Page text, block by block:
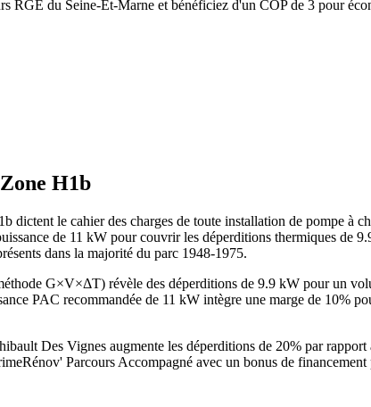
du Seine-Et-Marne et bénéficiez d'un COP de 3 pour
H1b
le cahier des charges de toute installation de pompe à
de 11 kW pour couvrir les déperditions thermiques de
dans la majorité du parc 1948-1975.
G×V×ΔT) révèle des déperditions de 9.9 kW pour un
PAC recommandée de 11 kW intègre une marge de 10%
Des Vignes augmente les déperditions de 20% par
Parcours Accompagné avec un bonus de